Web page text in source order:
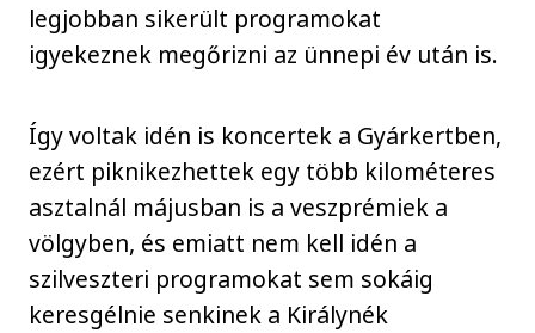
legjobban sikerült programokat
igyekeznek megőrizni az ünnepi év után is.
Így voltak idén is koncertek a Gyárkertben,
ezért piknikezhettek egy több kilométeres
asztalnál májusban is a veszprémiek a
völgyben, és emiatt nem kell idén a
szilveszteri programokat sem sokáig
keresgélnie senkinek a Királynék